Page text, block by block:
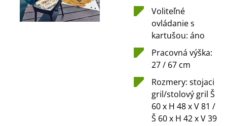
Voliteľné
ovládanie s
kartušou: áno
Pracovná výška:
27 / 67 cm
Rozmery: stojaci
gril/stolový gril Š
60 x H 48 x V 81 /
Š 60 x H 42 x V 39